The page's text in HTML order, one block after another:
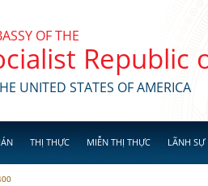
OF THE
Republic
UNITED STATES OF AMERICA
THỊ THỰC MIỄN THỊ THỰC LÃNH SỰ